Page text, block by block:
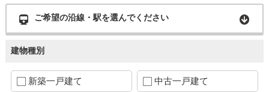
ご希望の沿線・駅を選んでください
建物種別
新築一戸建て 中古一戸建て